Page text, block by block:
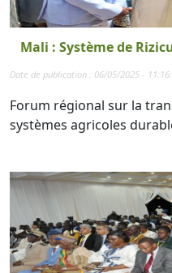
Mali : Système de
Date de publication : 06/05/2025 -
Forum régional sur la
systèmes agricoles